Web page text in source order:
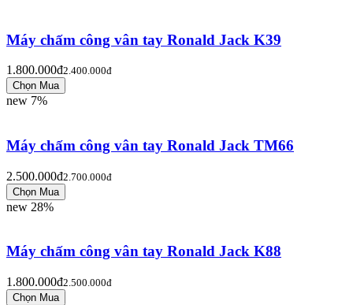
Máy chấm công vân tay Ronald Jack K39
1.800.000đ2.400.000đ
new 7%
Máy chấm công vân tay Ronald Jack TM66
2.500.000đ2.700.000đ
new 28%
Máy chấm công vân tay Ronald Jack K88
1.800.000đ2.500.000đ